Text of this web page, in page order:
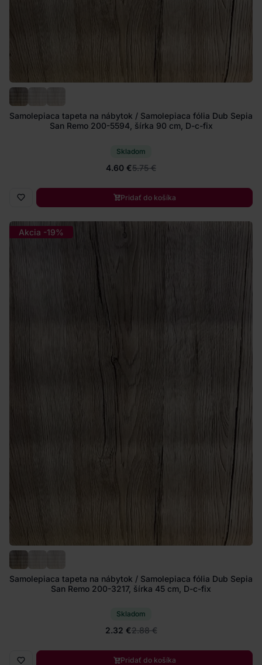
Samolepiaca tapeta na nábytok / Samolepiaca fólia Dub Sepia
San Remo 200-5594, šírka 90 cm, D-c-fix
Skladom
4.60 €5.75 €
Pridať do košíka
Akcia -19%
Samolepiaca tapeta na nábytok / Samolepiaca fólia Dub Sepia
San Remo 200-3217, šírka 45 cm, D-c-fix
Skladom
2.32 €2.88 €
Pridať do košíka